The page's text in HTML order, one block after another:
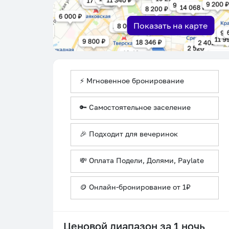
Показать на карте
⚡ Мгновенное бронирование
🔑 Самостоятельное заселение
🎉 Подходит для вечеринок
💸 Оплата Подели, Долями, Paylate
🪙 Онлайн-бронирование от 1₽
Ценовой диапазон за 1 ночь